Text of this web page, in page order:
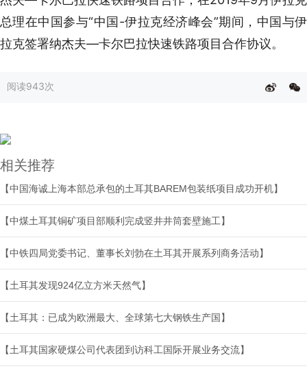
总理在中国参与“中国-伊拉克经济峰会”期间，中国与伊
拉克签署纳杰夫—卡尔巴拉快速铁路项目合作协议。
阅读943次
相关推荐
【中国海诚上海本部总承包的土耳其BAREM包装纸项目成功开机】
【中煤土耳其铜矿项目部顺利完成竖井井筒套壁施工】
【中铁四局党委书记、董事长刘勃在土耳其开展系列商务活动】
【土耳其发现924亿立方米天然气】
【土耳其：已成为欧洲最大、全球第七大钢铁生产国】
【土耳其国家硬煤公司代表团到访科工国际开展业务交流】